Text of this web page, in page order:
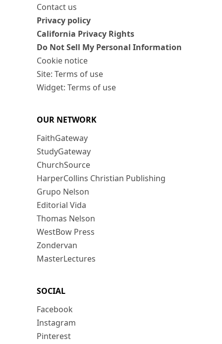
Contact us
Privacy policy
California Privacy Rights
Do Not Sell My Personal Information
Cookie notice
Site: Terms of use
Widget: Terms of use
OUR NETWORK
FaithGateway
StudyGateway
ChurchSource
HarperCollins Christian Publishing
Grupo Nelson
Editorial Vida
Thomas Nelson
WestBow Press
Zondervan
MasterLectures
SOCIAL
Facebook
Instagram
Pinterest